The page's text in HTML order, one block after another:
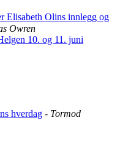
Elisabeth Olins innlegg og
Owren
10. og 11. juni
hverdag - Tormod